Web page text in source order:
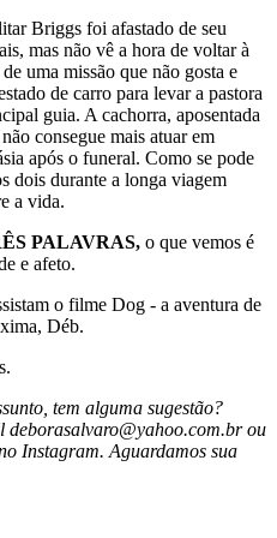
Briggs foi afastado de seu
mas não vê a hora de voltar à
uma missão que não gosta e
de carro para levar a pastora
guia. A cachorra, aposentada
consegue mais atuar em
após o funeral. Como se pode
dois durante a longa viagem
a vida.
PALAVRAS, o que vemos é
e afeto.
o filme Dog - a aventura de
Déb.
tem alguma sugestão?
deborasalvaro@yahoo.com.br ou
Instagram. Aguardamos sua